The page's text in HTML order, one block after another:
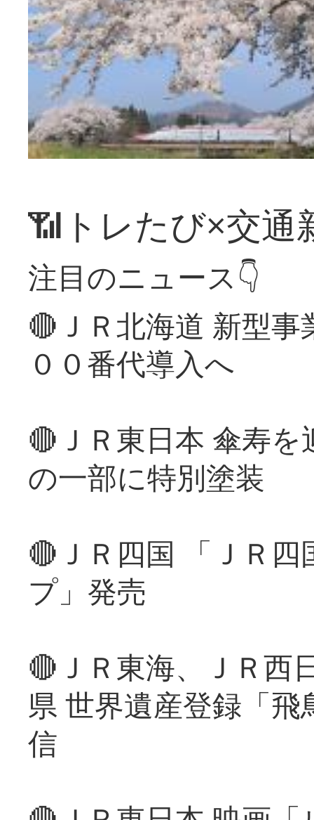
📶トレたび×交通
注目のニュース👇
🔴ＪＲ北海道 新型
００番代導入へ
🔴ＪＲ東日本 傘寿
の一部に特別塗装
🔴ＪＲ四国 「ＪＲ
プ」発売
🔴ＪＲ東海、ＪＲ西
県 世界遺産登録「
信